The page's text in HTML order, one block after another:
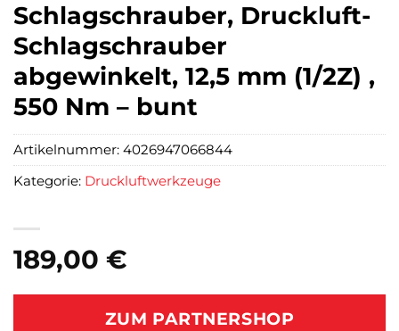
Schlagschrauber, Druckluft-
Schlagschrauber
abgewinkelt, 12,5 mm (1/2Z) ,
550 Nm – bunt
189,00 €
ZUM PARTNERSHOP
Artikelnummer: 4026947066844
Kategorie: Druckluftwerkzeuge